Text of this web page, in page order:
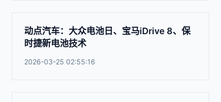
动点汽车：大众电池日、宝马iDrive 8、保
时捷新电池技术
2026-03-25 02:55:16